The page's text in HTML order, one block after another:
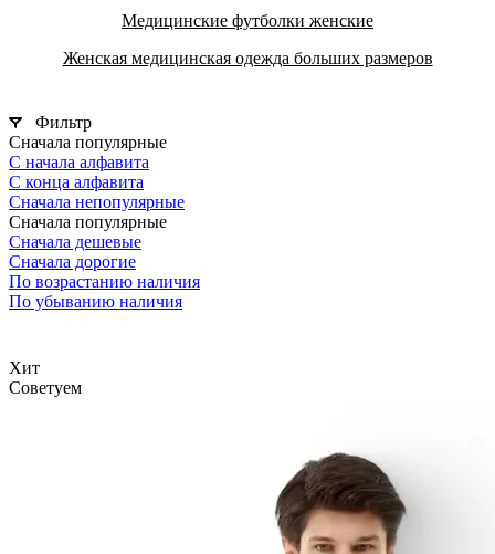
Медицинские футболки женские
Женская медицинская одежда больших размеров
Фильтр
Сначала популярные
С начала алфавита
С конца алфавита
Сначала непопулярные
Сначала популярные
Сначала дешевые
Сначала дорогие
По возрастанию наличия
По убыванию наличия
Хит
Советуем